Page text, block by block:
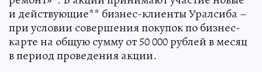
и действующие** бизнес-клиенты Уралсиба –
при условии совершения покупок по бизнес-
карте на общую сумму от 50 000 рублей в месяц
в период проведения акции.